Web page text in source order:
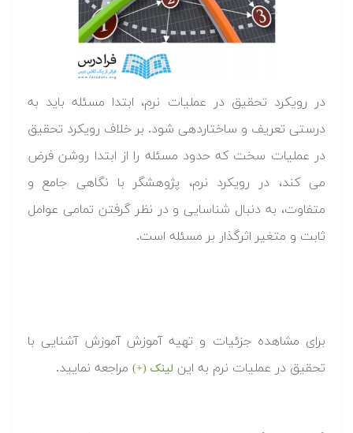
در رویکرد تحقیق در عملیات نرم، ابتدا مسئله باید به
درستی تعریف و ساختاردهی شود. بر خلاف رویکرد تحقیق
در عملیات سخت که حدود مسئله را از ابتدا روشن فرض
می کند، در رویکرد نرم، پژوهشگر با نگاهی جامع و
متفاوت، به دنبال شناسایی و در نظر گرفتن تمامی عوامل
ثابت و متغیر اثرگذار بر مسئله است.
برای مشاهده جزئیات و تهیه آموزش آموزش آشنایی با
تحقیق در عملیات نرم به این لینک (+) مراجعه نمایید.